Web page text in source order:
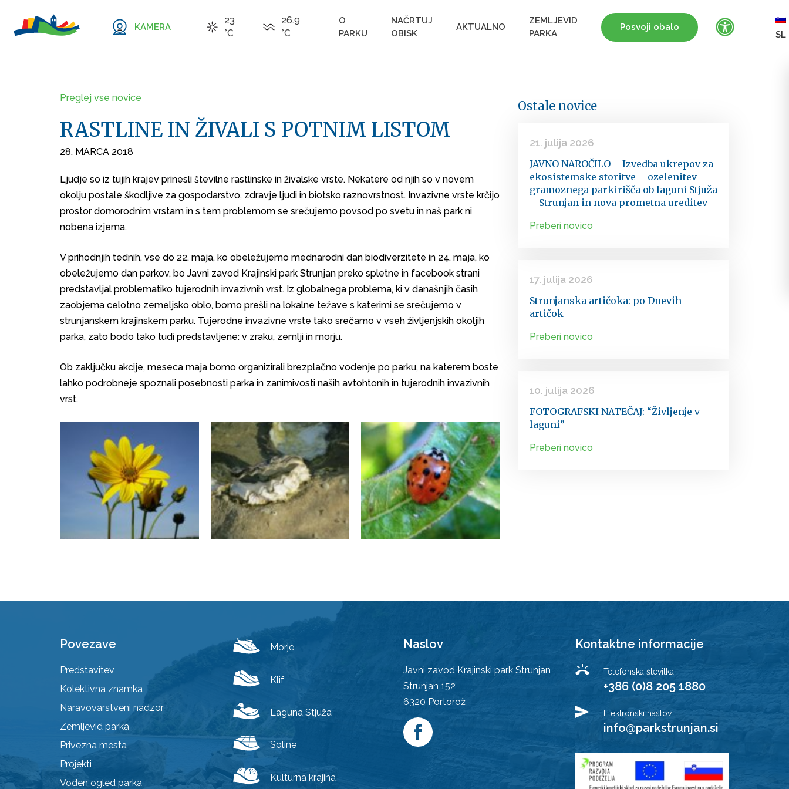
KAMERA
23
°C
26.9
°C
O
PARKU
NAČRTUJ
OBISK
AKTUALNO
ZEMLJEVID
PARKA
Posvoji obalo
SL
Preglej vse novice
RASTLINE IN ŽIVALI S POTNIM LISTOM
28. MARCA 2018
Ljudje so iz tujih krajev prinesli številne rastlinske in živalske vrste. Nekatere od njih so v novem
okolju postale škodljive za gospodarstvo, zdravje ljudi in biotsko raznovrstnost. Invazivne vrste krčijo
prostor domorodnim vrstam in s tem problemom se srečujemo povsod po svetu in naš park ni
nobena izjema.
V prihodnjih tednih, vse do 22. maja, ko obeležujemo mednarodni dan biodiverzitete in 24. maja, ko
obeležujemo dan parkov, bo Javni zavod Krajinski park Strunjan preko spletne in facebook strani
predstavljal problematiko tujerodnih invazivnih vrst. Iz globalnega problema, ki v današnjih časih
zaobjema celotno zemeljsko oblo, bomo prešli na lokalne težave s katerimi se srečujemo v
strunjanskem krajinskem parku. Tujerodne invazivne vrste tako srečamo v vseh življenjskih okoljih
parka, zato bodo tako tudi predstavljene: v zraku, zemlji in morju.
Ob zaključku akcije, meseca maja bomo organizirali brezplačno vodenje po parku, na katerem boste
lahko podrobneje spoznali posebnosti parka in zanimivosti naših avtohtonih in tujerodnih invazivnih
vrst.
Ostale novice
21. julija 2026
JAVNO NAROČILO – Izvedba ukrepov za
ekosistemske storitve – ozelenitev
gramoznega parkirišča ob laguni Stjuža
– Strunjan in nova prometna ureditev
Preberi novico
17. julija 2026
Strunjanska artičoka: po Dnevih
artičok
Preberi novico
10. julija 2026
FOTOGRAFSKI NATEČAJ: “Življenje v
laguni”
Preberi novico
Povezave
Predstavitev
Kolektivna znamka
Naravovarstveni nadzor
Zemljevid parka
Privezna mesta
Projekti
Voden ogled parka
Morje
Klif
Laguna Stjuža
Soline
Kulturna krajina
Naslov
Javni zavod Krajinski park Strunjan
Strunjan 152
6320 Portorož
Kontaktne informacije
Telefonska številka
+386 (0)8 205 1880
Elektronski naslov
info@parkstrunjan.si